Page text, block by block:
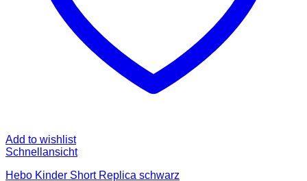
Add to wishlist
Schnellansicht
Hebo Kinder Short Replica schwarz